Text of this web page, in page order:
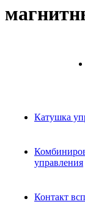
Катушка
управления
Контакт